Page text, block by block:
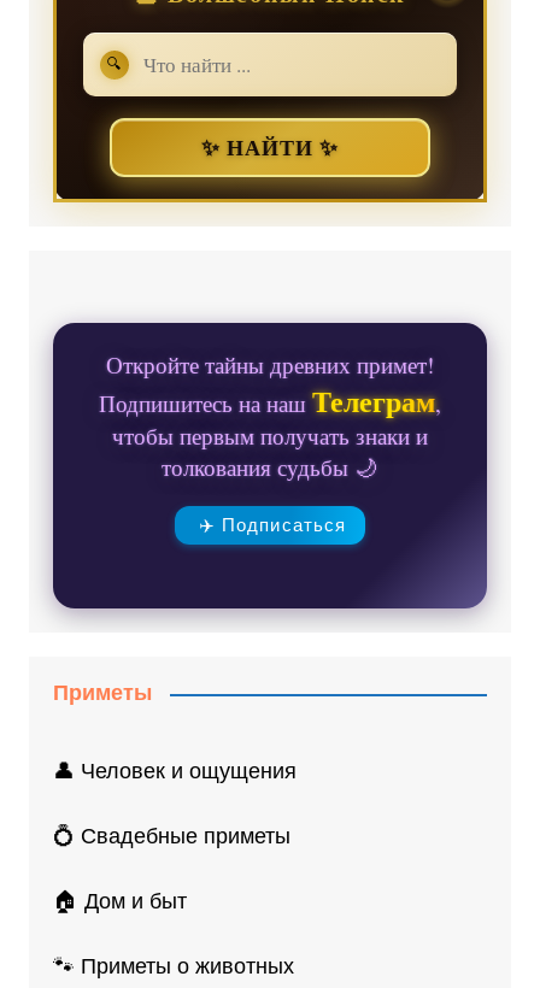
🔍
✨ НАЙТИ ✨
Откройте тайны древних примет!
Подпишитесь на нашТелеграм,
чтобы первым получать знаки и
толкования судьбы 🌙
✈️ Подписаться
Приметы
👤 Человек и ощущения
💍 Свадебные приметы
🏠 Дом и быт
🐾 Приметы о животных